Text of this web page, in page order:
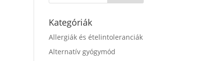
Kategóriák
Allergiák és ételintoleranciák
Alternatív gyógymód